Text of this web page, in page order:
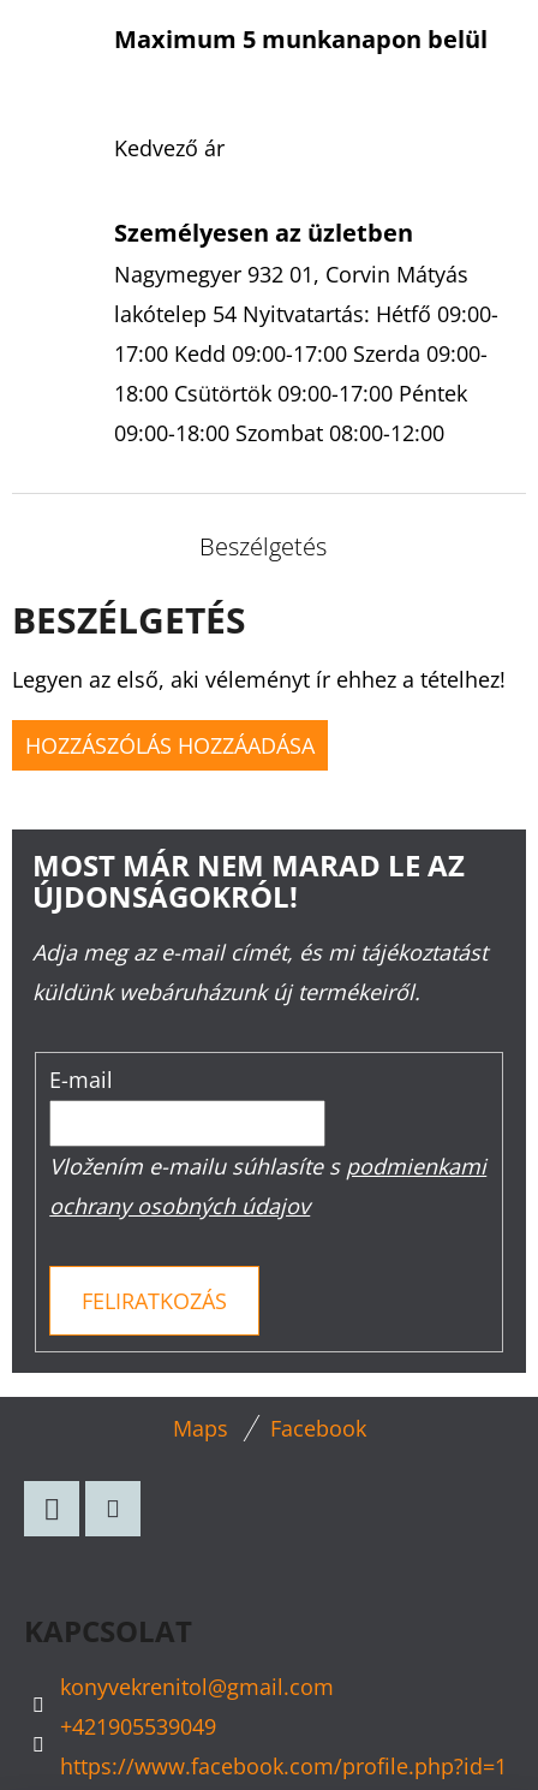
Maximum 5 munkanapon belül
Kedvező ár
Személyesen az üzletben
Nagymegyer 932 01, Corvin Mátyás
lakótelep 54 Nyitvatartás: Hétfő 09:00-
17:00 Kedd 09:00-17:00 Szerda 09:00-
18:00 Csütörtök 09:00-17:00 Péntek
09:00-18:00 Szombat 08:00-12:00
Beszélgetés
BESZÉLGETÉS
Legyen az első, aki véleményt ír ehhez a tételhez!
HOZZÁSZÓLÁS HOZZÁADÁSA
MOST MÁR NEM MARAD LE AZ
ÚJDONSÁGOKRÓL!
Adja meg az e-mail címét, és mi tájékoztatást
küldünk webáruházunk új termékeiről.
E-mail
Vložením e-mailu súhlasíte s podmienkami
ochrany osobných údajov
FELIRATKOZÁS
Maps Facebook
KAPCSOLAT
konyvekrenitol@gmail.com
+421905539049
https://www.facebook.com/profile.php?id=1